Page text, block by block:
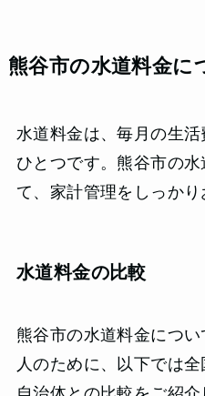
熊谷市の水道料金に
水道料金は、毎月の生
ひとつです。熊谷市の
て、家計管理をしっかり
水道料金の比較
熊谷市の水道料金につ
人のために、以下では